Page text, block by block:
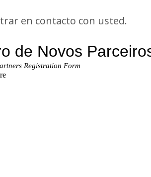
en contacto con usted.